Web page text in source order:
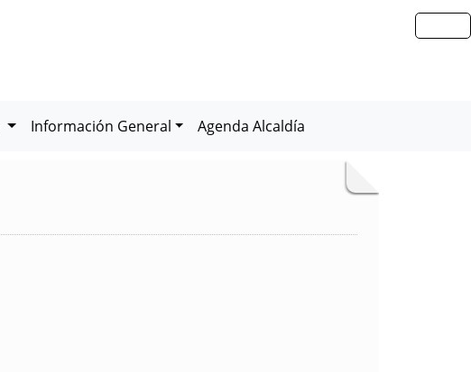
Información General Agenda Alcaldía